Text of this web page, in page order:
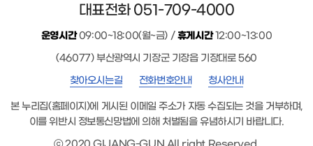
대표전화 051-709-4000
운영시간09:00~18:00(월~금) /휴게시간12:00~13:00
(46077) 부산광역시 기장군 기장읍 기장대로 560
찾아오시는길
전화번호안내 청사안내
본 누리집(홈페이지)에 게시된 이메일 주소가 자동 수집되는 것을 거부하며,
이를 위반시 정보통신망법에 의해 처벌됨을 유념하시기 바랍니다.